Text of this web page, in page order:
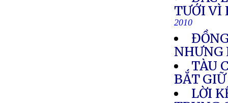
TƯỚI VÌ
2010
NHƯNG
TÀU
BẮT GIỮ
LỜI